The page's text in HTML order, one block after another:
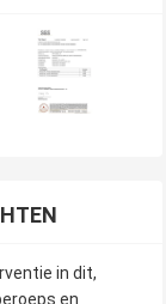
in dit,
en